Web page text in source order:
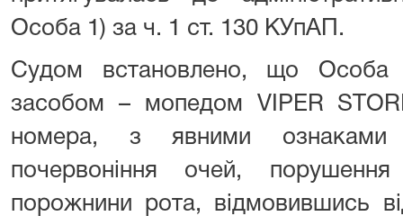
Особа 1) за ч. 1 ст. 130 КУпАП.
Судом встановлено, що Особа
засобом – мопедом VIPER
номера, з явними ознаками
почервоніння очей,
порожнини рота, відмовившись